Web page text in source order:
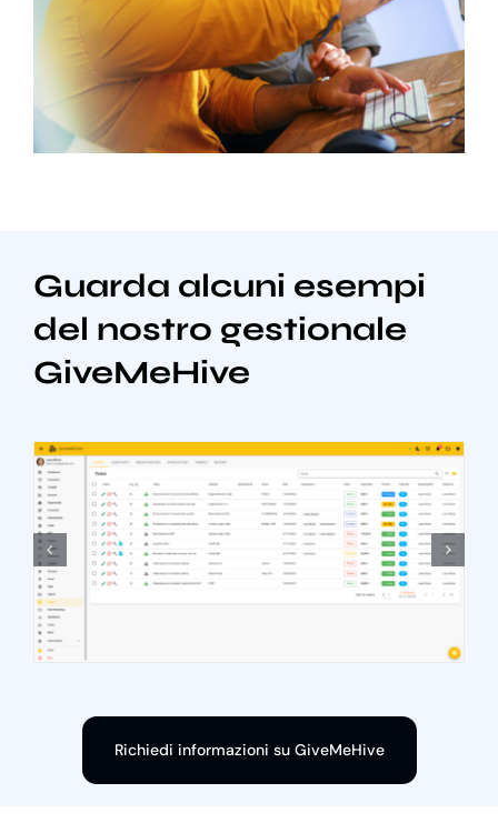
Guarda alcuni esempi
del nostro gestionale
GiveMeHive
Richiedi informazioni su GiveMeHive